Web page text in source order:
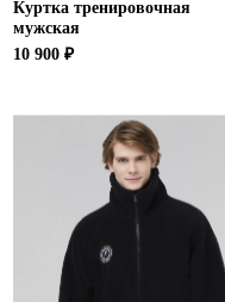
Куртка тренировочная
мужская
10 900 ₽